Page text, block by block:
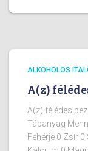
ALKOHOLOS
A(z)
A(z) félédes
Tápanyag
Fehérje 0 Zsír